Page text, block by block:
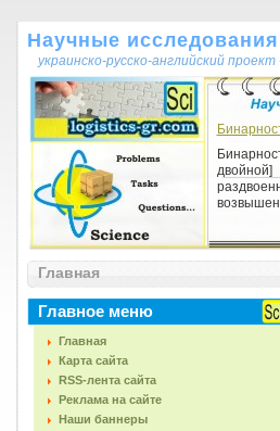
Научные
украинско-русско-английский
Главная
Главное меню
Главная
Карта сайта
RSS-лента сайта
Реклама на сайте
Наши баннеры